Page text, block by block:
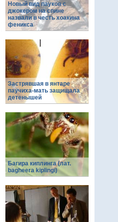
Новый вид пауков с
джокером на спине
назвали в честь хоакина
феникса
Застрявшая в янтаре
паучиха-мать защищала
детенышей
Багира киплинга (лат.
bagheera kiplingi)